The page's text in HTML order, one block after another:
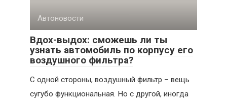
Автоновости
Вдох-выдох: сможешь ли ты
узнать автомобиль по корпусу его
воздушного фильтра?
С одной стороны, воздушный фильтр – вещь
сугубо функциональная. Но с другой, иногда